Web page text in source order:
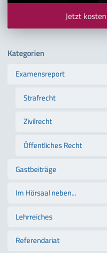
Jetzt
Kategorien
Examensreport
Strafrecht
Zivilrecht
Öffentliches Recht
Gastbeiträge
Im Hörsaal neben...
Lehrreiches
Referendariat